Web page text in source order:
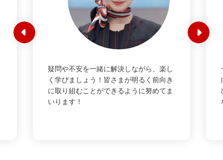
疑問や不安を一緒に解決しながら、楽し
く学びましょう！皆さまが明るく前向き
に取り組むことができるように努めてま
いります！